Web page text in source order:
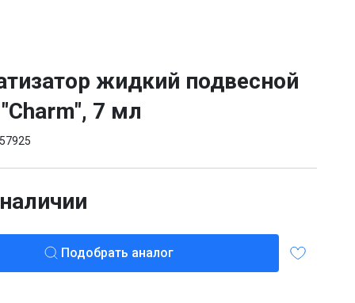
жидкий подвесной
7 мл
57925
Подобрать аналог